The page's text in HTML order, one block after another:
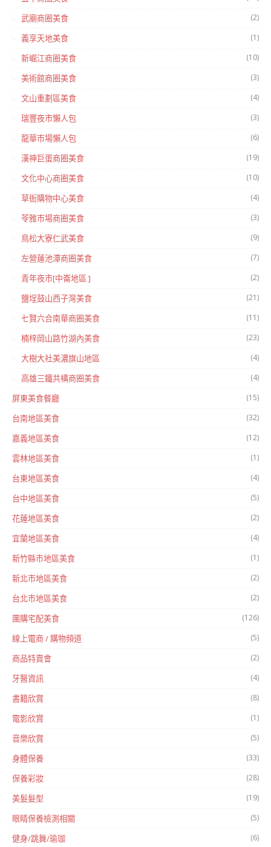
武廟商圈美食 (2)
義享天地美食 (1)
新崛江商圈美食 (10)
美術館商圈美食 (3)
文山重劃區美食 (4)
瑞豐夜市懶人包 (3)
龍華市場懶人包 (6)
漢神巨蛋商圈美食 (19)
文化中心商圈美食 (10)
草衙購物中心美食 (4)
苓雅市場商圈美食 (3)
鳥松大寮仁武美食 (9)
左營蓮池潭商圈美食 (7)
青年夜市[中崙地區 ] (2)
鹽埕鼓山西子灣美食 (21)
七賢六合南華商圈美食 (11)
楠梓岡山路竹湖內美食 (23)
大樹大社美濃旗山地區 (4)
高雄三鐵共構商圈美食 (4)
屏東美食餐廳 (15)
台南地區美食 (32)
嘉義地區美食 (12)
雲林地區美食 (1)
台東地區美食 (4)
台中地區美食 (5)
花蓮地區美食 (2)
宜蘭地區美食 (4)
新竹縣市地區美食 (1)
新北市地區美食 (2)
台北市地區美食 (2)
團購宅配美食 (126)
線上電商 / 購物頻道 (5)
商品特賣會 (2)
牙醫資訊 (4)
書籍欣賞 (8)
電影欣賞 (1)
音樂欣賞 (5)
身體保養 (33)
保養彩妝 (28)
美髮髮型 (19)
眼睛保養檢測相關 (5)
健身/跳舞/瑜珈 (6)